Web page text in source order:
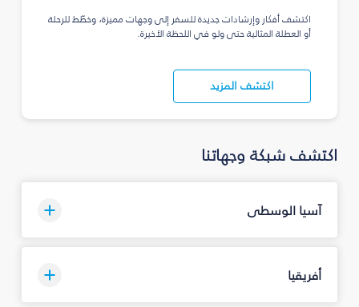
اكتشف أفكار وإرشادات جديدة للسفر إلى وجهات مميزة، وخطّط للرحلة
أو العطلة المثالية حتى ولو في اللحظة الأخيرة.
اكتشف المزيد
اكتشف شبكة وجهاتنا
آسيا الوسطى
أفريقيا